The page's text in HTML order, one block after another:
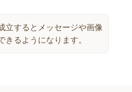
立するとメッセージや画像
きるようになります。